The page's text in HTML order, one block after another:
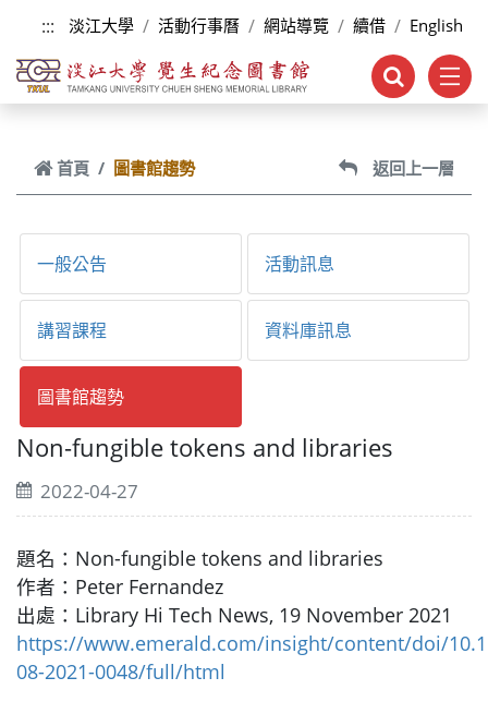
跳到主要內容
::: 淡江大學 活動行事曆 網站導覽 續借 English
首頁 圖書館趨勢 返回上一層
一般公告 活動訊息
講習課程 資料庫訊息
圖書館趨勢
Non-fungible tokens and libraries
2022-04-27
題名：Non-fungible tokens and libraries
作者：Peter Fernandez
出處：Library Hi Tech News, 19 November 2021
https://www.emerald.com/insight/content/doi/
08-2021-0048/full/html